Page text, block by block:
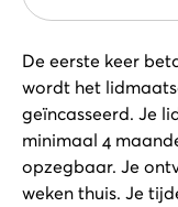
De eerste keer
wordt het
geïncasseerd. Je
minimaal 4
opzegbaar. Je
weken thuis. Je